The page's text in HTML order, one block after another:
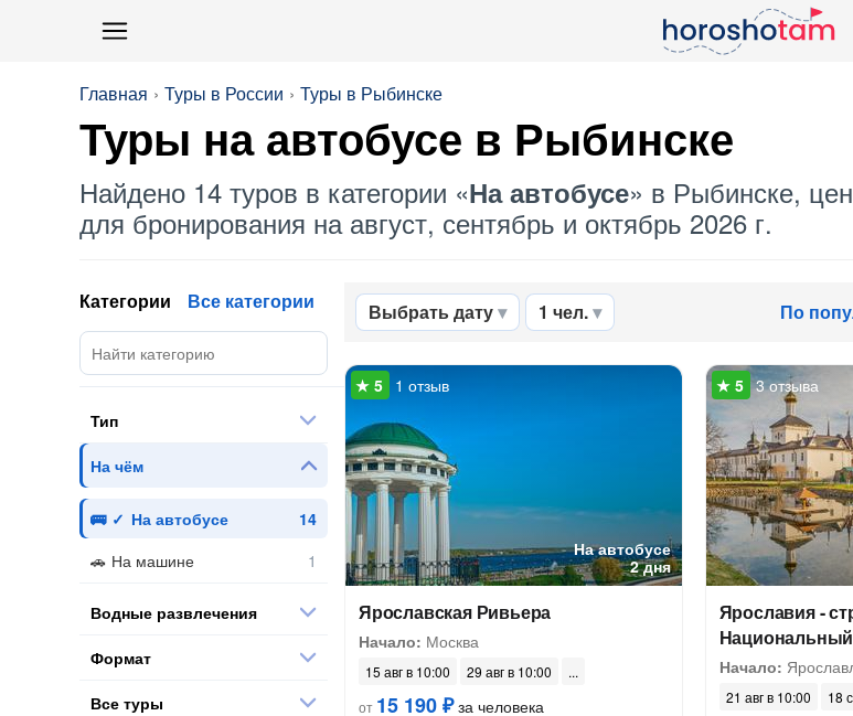
Главная Туры в России Туры в Рыбинске
Туры на автобусе в Рыбинске
Найдено 14 туров в категории «На автобусе» в Рыбинске,
для бронирования на август, сентябрь и октябрь 2026 г.
Выбрать дату 1 чел. По
На автобусе
2 дня
1 отзыв
Ярославская Ривьера
Начало: Москва
15 авг в 10:00
29 авг в 10:00
от 15 190 ₽за человека
3 отзыва
Ярославия -
Начало:
21 авг в 10:00
18
Категории Все категории
Тип
На чём
На автобусе
На машине
Водные развлечения
Формат
Все туры